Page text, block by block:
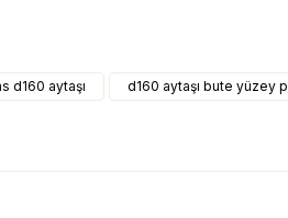
d160 aytaşı d160 aytaşı bute yüzey